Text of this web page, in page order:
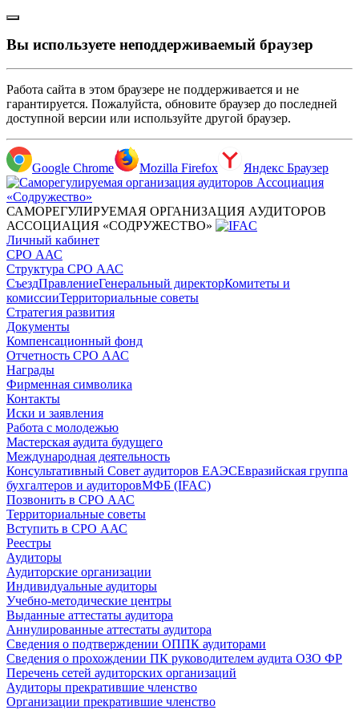
Вы используете неподдерживаемый браузер
Работа сайта в этом браузере не поддерживается и не
гарантируется. Пожалуйста, обновите браузер до последней
доступной версии или используйте другой браузер.
Google Chrome Mozilla Firefox Яндекс Браузер
САМОРЕГУЛИРУЕМАЯ ОРГАНИЗАЦИЯ АУДИТОРОВ
АССОЦИАЦИЯ «СОДРУЖЕСТВО»
Личный кабинет
СРО ААС
Структура СРО ААС
СъездПравлениеГенеральный директорКомитеты и
комиссииТерриториальные советы
Стратегия развития
Документы
Компенсационный фонд
Отчетность СРО ААС
Награды
Фирменная символика
Контакты
Иски и заявления
Работа с молодежью
Мастерская аудита будущего
Международная деятельность
Консультативный Совет аудиторов ЕАЭСЕвразийская группа
бухгалтеров и аудиторовМФБ (IFAC)
Позвонить в СРО ААС
Территориальные советы
Вступить в СРО ААС
Реестры
Аудиторы
Аудиторские организации
Индивидуальные аудиторы
Учебно-методические центры
Выданные аттестаты аудитора
Аннулированные аттестаты аудитора
Сведения о подтверждении ОППК аудиторами
Сведения о прохождении ПК руководителем аудита ОЗО ФР
Перечень сетей аудиторских организаций
Аудиторы прекратившие членство
Организации прекратившие членство